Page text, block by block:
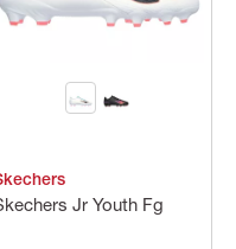
Jr Youth Fg